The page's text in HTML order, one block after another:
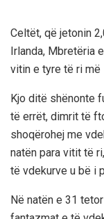
Celtët, që jetonin
Irlanda, Mbretëria
vitin e tyre të ri më
Kjo ditë shënonte
të errët, dimrit të
shoqërohej me
natën para vitit të
të vdekurve u bë i
Në natën e 31